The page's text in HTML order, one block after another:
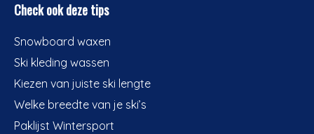
Check ook deze tips
Snowboard waxen
Ski kleding wassen
Kiezen van juiste ski lengte
Welke breedte van je ski’s
Paklijst Wintersport